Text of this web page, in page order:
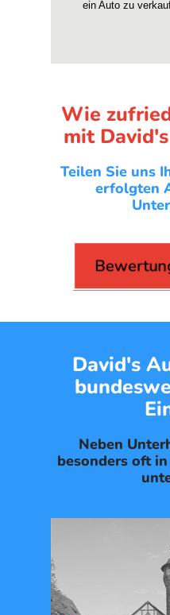
Wie
mit
Teilen Sie uns
erfolgten
David's
Neben
besonders oft